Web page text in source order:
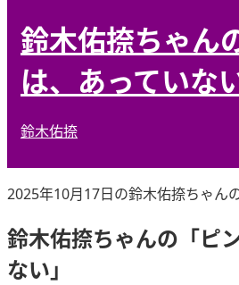
鈴木佑捺ちゃん
は、あっていな
鈴木佑捺
2025年10月17日の鈴木佑捺ちゃん
鈴木佑捺ちゃんの「ピ
ない」